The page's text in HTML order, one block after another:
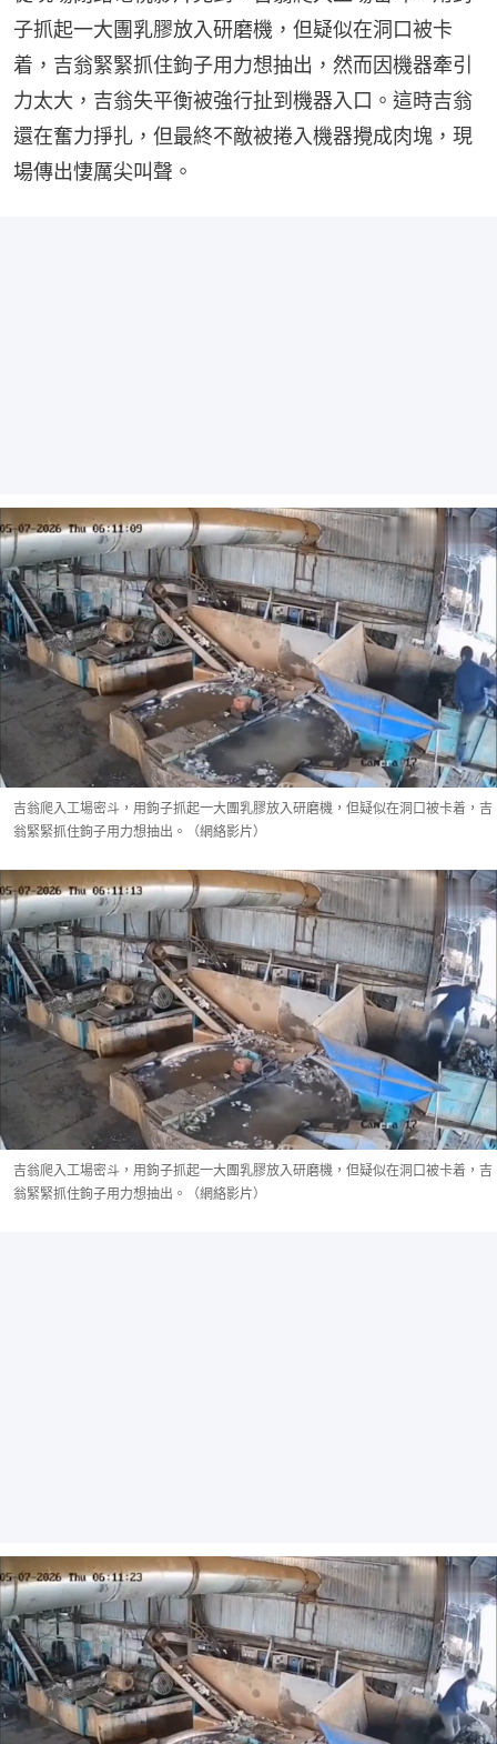
子抓起一大團乳膠放入研磨機，但疑似在洞口被卡
着，吉翁緊緊抓住鉤子用力想抽出，然而因機器牽引
力太大，吉翁失平衡被強行扯到機器入口。這時吉翁
還在奮力掙扎，但最終不敵被捲入機器攪成肉塊，現
場傳出悽厲尖叫聲。
吉翁爬入工場密斗，用鉤子抓起一大團乳膠放入研磨機，但疑似在洞口被卡着，吉
翁緊緊抓住鉤子用力想抽出。（網絡影片）
吉翁爬入工場密斗，用鉤子抓起一大團乳膠放入研磨機，但疑似在洞口被卡着，吉
翁緊緊抓住鉤子用力想抽出。（網絡影片）